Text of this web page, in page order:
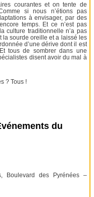
courantes et on tente de
si nous n’étions pas
à envisager, par des
temps. Et ce n’est pas
culture traditionnelle n’a pas
la sourde oreille et a laissé les
d’une dérive dont il est
tous de sombrer dans une
disent avoir du mal à
? Tous !
du
Boulevard des Pyrénées –